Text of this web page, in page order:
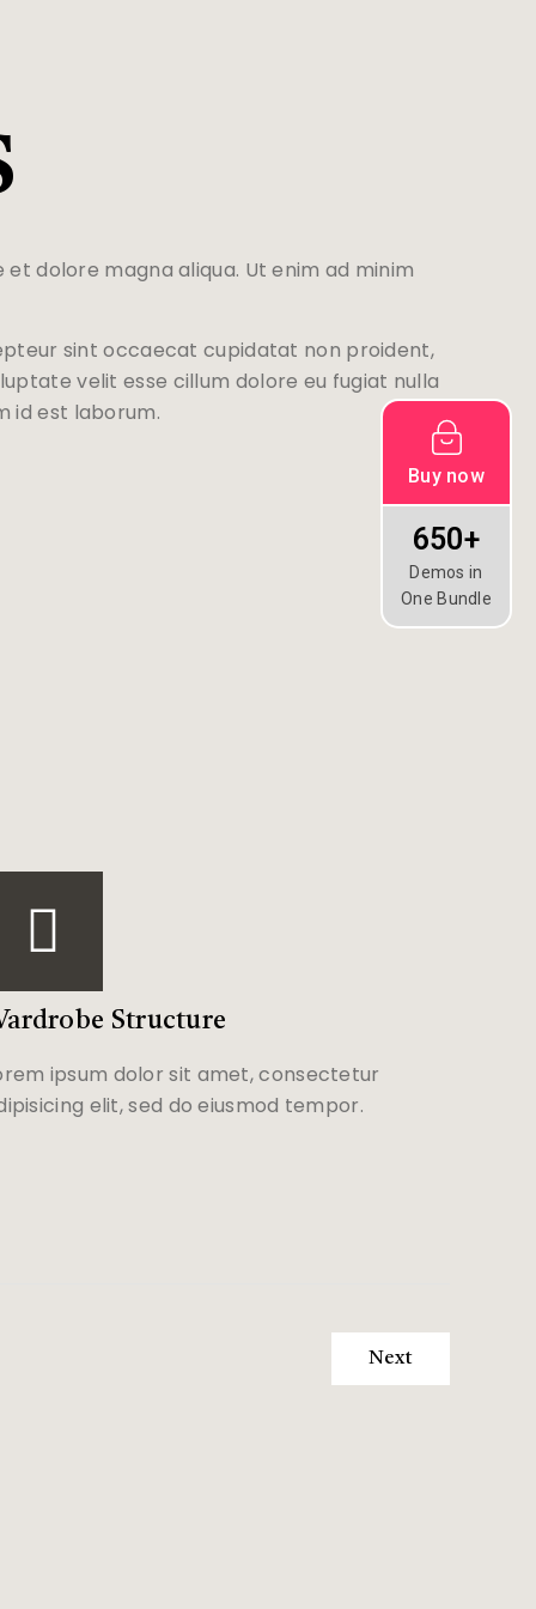
dolore magna aliqua. Ut enim ad minim
sint occaecat cupidatat non proident,
velit esse cillum dolore eu fugiat nulla
id est laborum.
Structure
ipsum dolor sit amet, consectetur
elit, sed do eiusmod tempor.
Next
Buy now
650+
Demos in
One Bundle